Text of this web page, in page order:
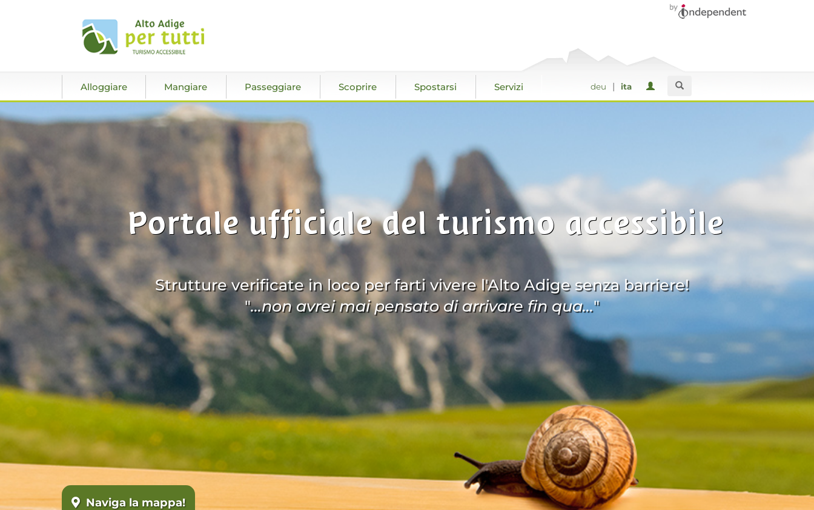
Alloggiare Mangiare Passeggiare Scoprire Spostarsi Servizi deu | ita
Portale ufficiale del turismo accessibile
Strutture verificate in loco per farti vivere l'Alto Adige senza barriere!
"...non avrei mai pensato di arrivare fin qua..."
Naviga la mappa!